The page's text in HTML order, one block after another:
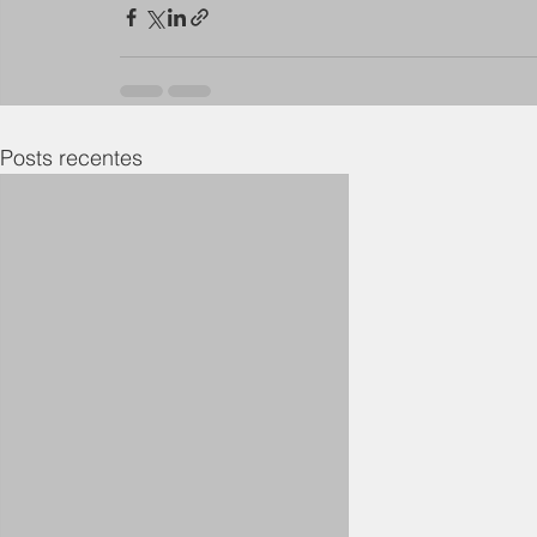
Posts recentes